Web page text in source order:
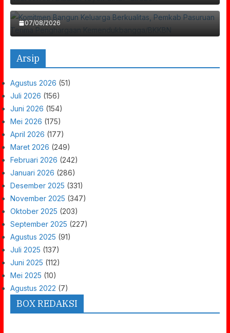
Kemendukbangga/BKKBN
07/08/2026
Arsip
Agustus 2026 (51)
Juli 2026 (156)
Juni 2026 (154)
Mei 2026 (175)
April 2026 (177)
Maret 2026 (249)
Februari 2026 (242)
Januari 2026 (286)
Desember 2025 (331)
November 2025 (347)
Oktober 2025 (203)
September 2025 (227)
Agustus 2025 (91)
Juli 2025 (137)
Juni 2025 (112)
Mei 2025 (10)
Agustus 2022 (7)
BOX REDAKSI